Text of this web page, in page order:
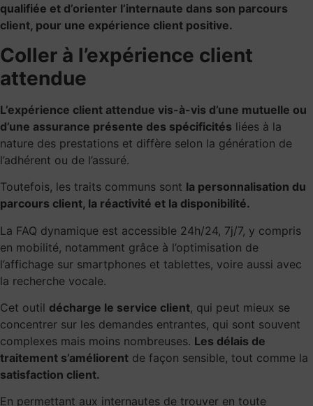
qualifiée et d’orienter l’internaute dans son parcours
client, pour une expérience client positive.
Coller à l’expérience client
attendue
L’expérience client attendue vis-à-vis d’une mutuelle ou
d’une assurance présente des spécificités liées à la
nature des prestations et diffère selon la génération de
l’adhérent ou de l’assuré.
Toutefois, les traits communs sont la personnalisation du
parcours client, la réactivité et la disponibilité.
La FAQ dynamique est accessible 24h/24, 7j/7, y compris
en mobilité, notamment grâce à l’optimisation de
l’affichage sur smartphones et tablettes, voire aussi avec
la recherche vocale.
Cet outil décharge le service client, qui peut mieux se
concentrer sur les demandes entrantes, qui sont souvent
complexes mais moins nombreuses. Les délais de
traitement s’améliorent de façon sensible, tout comme la
satisfaction client.
En permettant aux internautes de trouver en toute